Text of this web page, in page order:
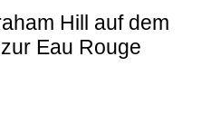
Hill auf dem
Eau Rouge